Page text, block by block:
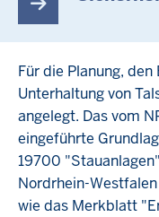
Für die Planung,
Unterhaltung von
angelegt. Das vom
eingeführte
19700
Nordrhein-
wie das Merkblatt